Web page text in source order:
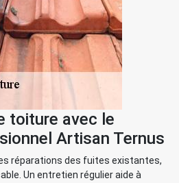
toiture avec le
Artisan Ternus
réparations des fuites existantes,
Un entretien régulier aide à